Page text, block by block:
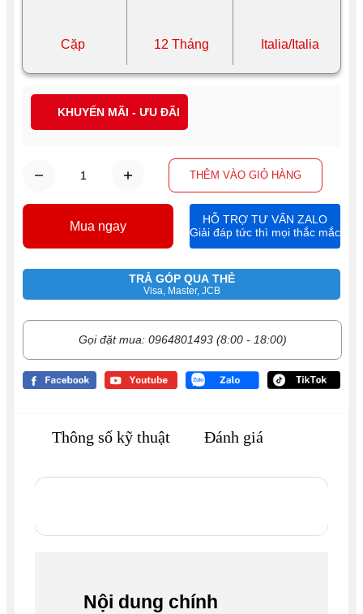
Cặp 12 Tháng Italia/Italia
THÊM VÀO GIỎ HÀNG
TRẢ GÓP QUA THẺ
Visa, Master, JCB
Gọi đặt mua: 0964801493 (8:00 - 18:00)
Mua ngay
HỖ TRỢ TƯ VẤN ZALO
Giải đáp tức thì mọi thắc mắc
KHUYẾN MÃI - ƯU ĐÃI
Thông số kỹ thuật Đánh giá
Nội dung chính